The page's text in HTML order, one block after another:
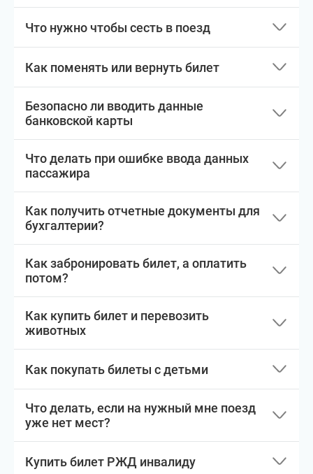
Что нужно чтобы сесть в поезд
Как поменять или вернуть билет
Безопасно ли вводить данные
банковской карты
Что делать при ошибке ввода данных
пассажира
Как получить отчетные документы для
бухгалтерии?
Как забронировать билет, а оплатить
потом?
Как купить билет и перевозить
животных
Как покупать билеты с детьми
Что делать, если на нужный мне поезд
уже нет мест?
Купить билет РЖД инвалиду